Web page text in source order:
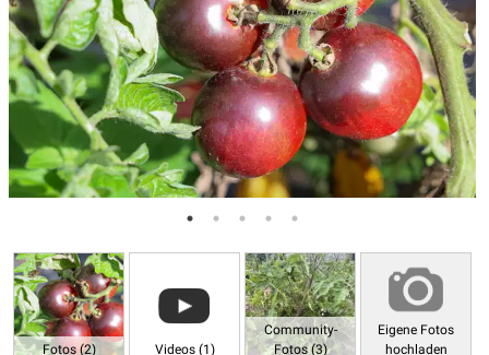
Fotos (2) Videos (1)
Community-
Fotos (3)
Eigene Fotos
hochladen